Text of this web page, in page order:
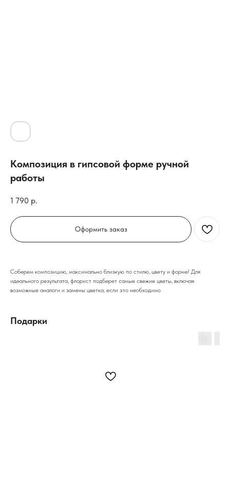
Композиция в гипсовой форме ручной
работы
1 790 р.
Оформить заказ
Соберем композицию, максимально близкую по стилю, цвету и форме! Для
идеального результата, флорист подберет самые свежие цветы, включая
возможные аналоги и замены цветка, если это необходимо
Подарки